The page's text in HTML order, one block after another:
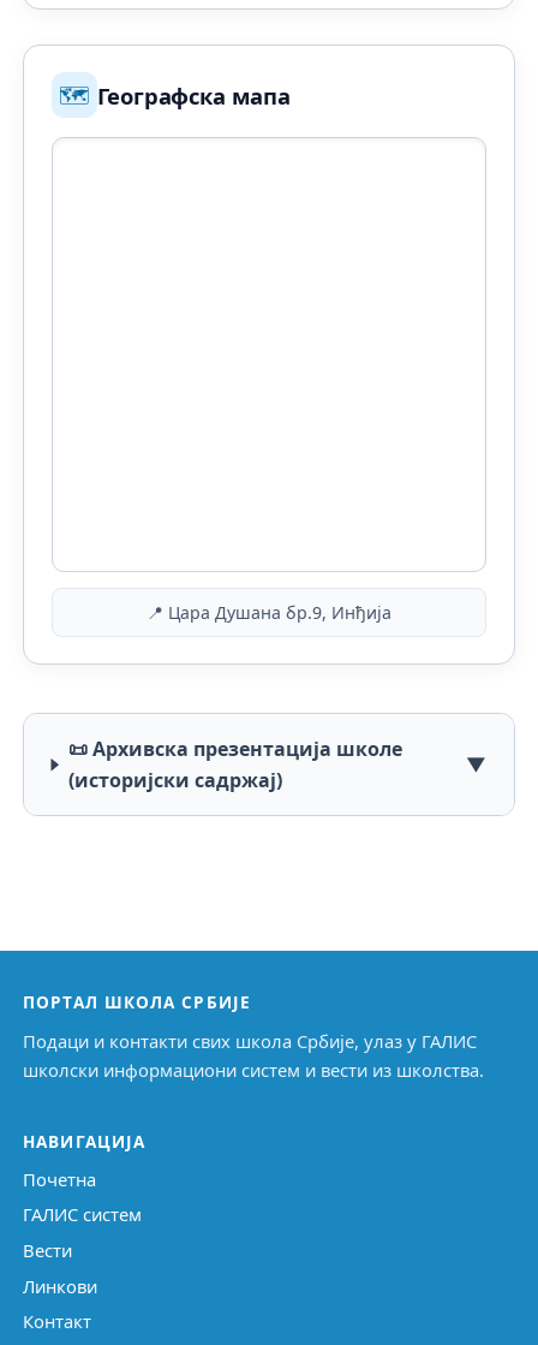
🗺️ Географска мапа
📍 Цара Душана бр.9, Инђија
📜 Архивска презентација школе
(историјски садржај)
▼
ПОРТАЛ ШКОЛА СРБИЈЕ
Подаци и контакти свих школа Србије, улаз у ГАЛИС
школски информациони систем и вести из школства.
НАВИГАЦИЈА
Почетна
ГАЛИС систем
Вести
Линкови
Контакт